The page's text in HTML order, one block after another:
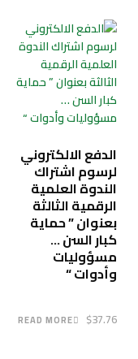
الدفع الالكتروني
لرسوم اشتراك
الندوة العلمية
الرقمية الثالثة
بعنوان ” حماية
كبار السن …
مسؤوليات
وأدوات “
$37.76
READ MORE